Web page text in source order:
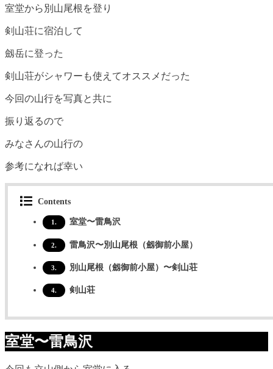
室堂から別山尾根を登り
剣山荘に宿泊して
劔岳に登った
剣山荘がシャワーも使えてオススメだった
今回の山行を写真と共に
振り返るので
みなさんの山行の
参考になれば幸い
Contents
1. 室堂〜雷鳥沢
2. 雷鳥沢〜別山尾根（劔御前小屋）
3. 別山尾根（劔御前小屋）〜剣山荘
4. 剣山荘
室堂〜雷鳥沢